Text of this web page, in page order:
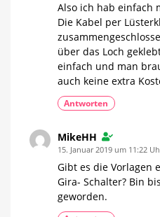
Also ich hab einfach
Die Kabel per
über das Loch
einfach und man
auch keine extra
Antworten
MikeHH
15. Januar 2019 um 11:22
Gibt es die Vorlagen
Gira- Schalter? Bin
geworden.